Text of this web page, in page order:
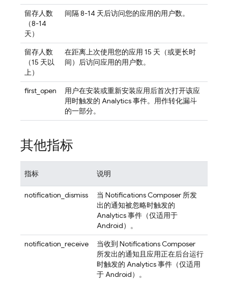
留存人数
（8-14
天）
间隔 8-14 天后访问您的应用的用户数。
留存人数
（15 天以
上）
在距离上次使用您的应用 15 天（或更长时
间）后访问应用的用户数。
first_open
用户在安装或重新安装应用后首次打开该应
用时触发的 Analytics事件。用作转化漏斗
的一部分。
其他指标
指标 说明
notification_dismiss
当 Notifications Composer 所发
出的通知被忽略时触发的
Analytics事件（仅适用于
Android）。
notification_receive
当收到 Notifications Composer
所发出的通知且应用正在后台运行
时触发的 Analytics事件（仅适用
于 Android）。